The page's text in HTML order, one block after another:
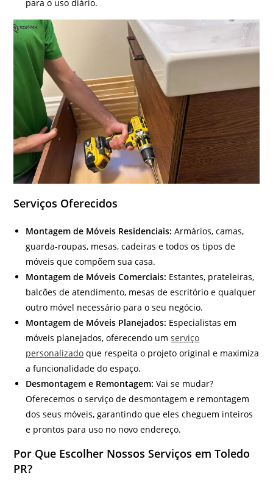
para o uso diário.
Serviços Oferecidos
Montagem de Móveis Residenciais: Armários, camas,
guarda-roupas, mesas, cadeiras e todos os tipos de
móveis que compõem sua casa.
Montagem de Móveis Comerciais: Estantes, prateleiras,
balcões de atendimento, mesas de escritório e qualquer
outro móvel necessário para o seu negócio.
Montagem de Móveis Planejados: Especialistas em
móveis planejados, oferecendo umserviço
personalizado que respeita o projeto original e maximiza
a funcionalidade do espaço.
Desmontagem e Remontagem: Vai se mudar?
Oferecemos o serviço de desmontagem e remontagem
dos seus móveis, garantindo que eles cheguem inteiros
e prontos para uso no novo endereço.
Por Que Escolher Nossos Serviços em Toledo
PR?